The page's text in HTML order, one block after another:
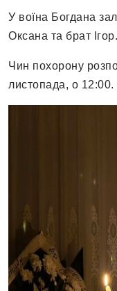
У воїна Богдана
Оксана та брат Ігор.
Чин похорону
листопада, о 12:00.